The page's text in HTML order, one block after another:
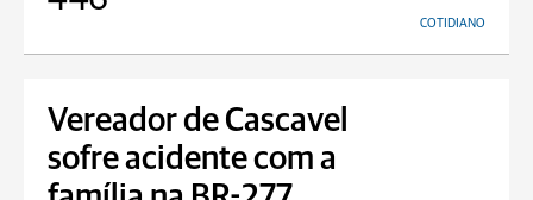
COTIDIANO
Vereador de Cascavel
sofre acidente com a